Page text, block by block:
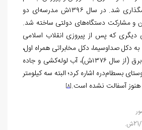
آزادی دوولت‌اورلان نامگذاری شد. در سال ۱۳۹۶ش مدرسه‌ای دو
و مشارکت دستگاه‌های دولتی ساخته شد.
دیگری که پس از پیروزی انقلاب اسلامی
دکل صداوسیما، دکل مخابراتی همراه اول،
گازرسانی در حال اجرا، برق (از سال ۱۳۷۶ش)، آب لوله‌کشی و جاده
بسطام‌دره اشاره کرد؛ البته سه کیلومتر
هنوز آسفالت نشده است.[8]